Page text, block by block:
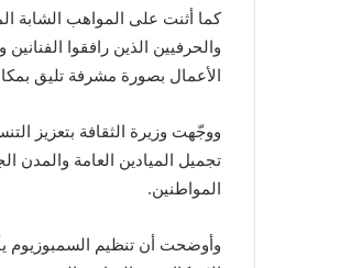
كما أثنت على المواهب الشابة
والحرفيين الذين رافقوا
الأعمال بصورة مشرفة تليق
ووجّهت وزيرة الثقافة بتعزيز
تجميل الميادين العامة والمدن
المواطنين.
وأوضحت أن تنظيم السمبوزيوم